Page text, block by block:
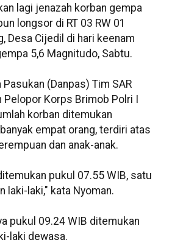
lagi jenazah korban gempa
longsor di RT 03 RW 01
Desa Cijedil di hari keenam
5,6 Magnitudo, Sabtu.
(Danpas) Tim SAR
Korps Brimob Polri I
korban ditemukan
empat orang, terdiri atas
dan anak-anak.
pukul 07.55 WIB, satu
laki-laki," kata Nyoman.
pukul 09.24 WIB ditemukan
laki dewasa.